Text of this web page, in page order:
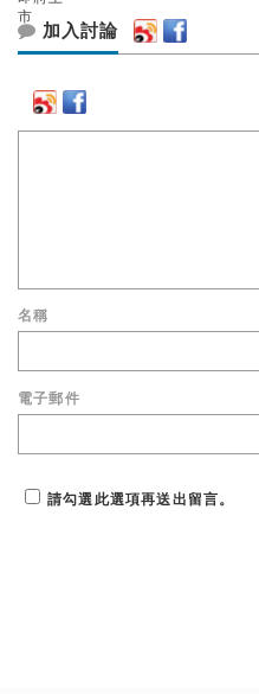
加入討論
名稱
電子郵件
請勾選此選項再送出留言。